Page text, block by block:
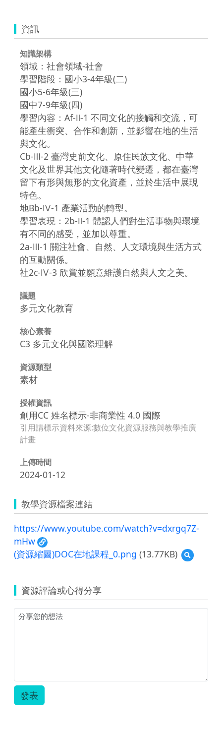
資訊
知識架構
領域：社會領域-社會
學習階段：國小3-4年級(二)
國小5-6年級(三)
國中7-9年級(四)
學習內容：Af-Ⅱ-1 不同文化的接觸和交流，可
能產生衝突、合作和創新，並影響在地的生活
與文化。
Cb-Ⅲ-2 臺灣史前文化、原住民族文化、中華
文化及世界其他文化隨著時代變遷，都在臺灣
留下有形與無形的文化資產，並於生活中展現
特色。
地Bb-Ⅳ-1 產業活動的轉型。
學習表現：2b-Ⅱ-1 體認人們對生活事物與環境
有不同的感受，並加以尊重。
2a-Ⅲ-1 關注社會、自然、人文環境與生活方式
的互動關係。
社2c-Ⅳ-3 欣賞並願意維護自然與人文之美。
議題
多元文化教育
核心素養
C3 多元文化與國際理解
資源類型
素材
授權資訊
創用CC 姓名標示-非商業性 4.0 國際
引用請標示資料來源:數位文化資源服務與教學推廣
計畫
上傳時間
2024-01-12
教學資源檔案連結
https://www.youtube.com/watch?v=dxrgq7Z-
mHw
(資源縮圖)DOC在地課程_0.png (13.77KB)
預
覽
圖)DOC
在
資源評論或心得分享
發表